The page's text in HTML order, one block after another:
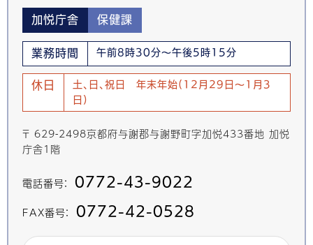
加悦庁舎 保健課
業務時間 午前8時30分～午後5時15分
休日
土、日、祝日 年末年始(12月29日～1月3
日)
〒 629-2498京都府与謝郡与謝野町字加悦433番地 加悦
庁舎1階
電話番号： 0772-43-9022
FAX番号： 0772-42-0528